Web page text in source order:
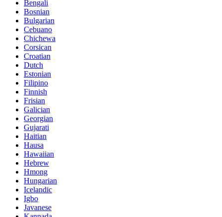
Bengali
Bosnian
Bulgarian
Cebuano
Chichewa
Corsican
Croatian
Dutch
Estonian
Filipino
Finnish
Frisian
Galician
Georgian
Gujarati
Haitian
Hausa
Hawaiian
Hebrew
Hmong
Hungarian
Icelandic
Igbo
Javanese